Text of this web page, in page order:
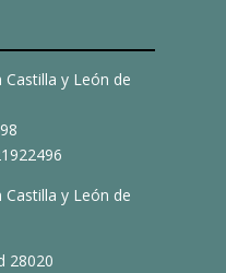
y León de
y León de
28020